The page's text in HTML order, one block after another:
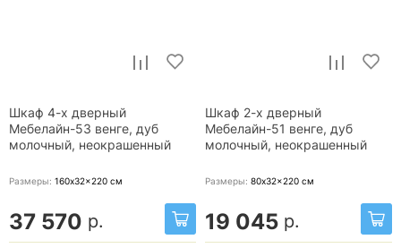
Шкаф 4-х дверный
Мебелайн-53 венге, дуб
молочный, неокрашенный
Размеры: 160x32x220 см
37 570 р.
Шкаф 2-х дверный
Мебелайн-51 венге, дуб
молочный, неокрашенный
Размеры: 80x32x220 см
19 045 р.